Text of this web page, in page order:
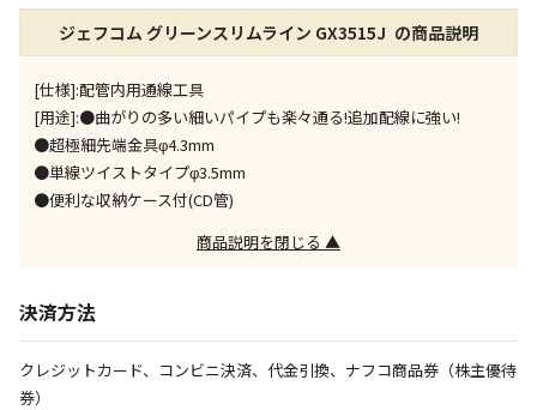
店舗のみで受取できる商品です（宅配便でのお届けが
できません）
※同時購入の商品は、全て同じ店舗での受取となりま
す
特定の店舗のみで受取ができる商品です（宅配便での
お届けができません）
※同時購入の商品は、全て同じ店舗での受取となりま
す
委託業者によりお届けする商品です
※電話注文はできません。
ジェフコム グリーンスリムライン GX3515J の商品説明
[仕様]:配管内用通線工具
[用途]:●曲がりの多い細いパイプも楽々通る!追加配線に強い!
●超極細先端金具φ4.3mm
●単線ツイストタイプφ3.5mm
●便利な収納ケース付(CD管)
商品説明を閉じる ▲
決済方法
クレジットカード、コンビニ決済、代金引換、ナフコ商品券（株主優待
券）